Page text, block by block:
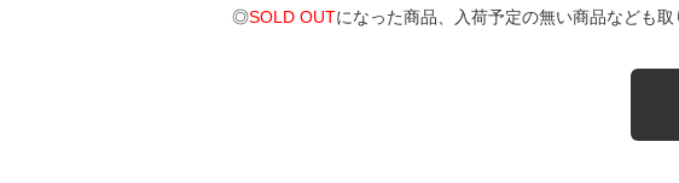
◎SOLD OUTになった商品、入荷予定の無い商品なども